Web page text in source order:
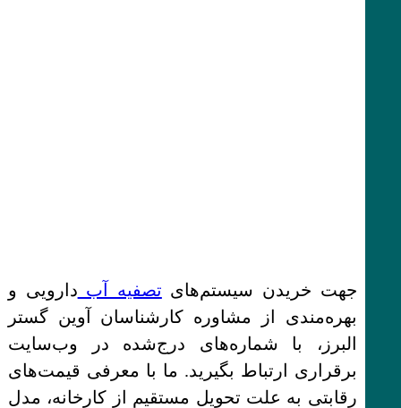
جهت خریدن سیستم‌های تصفیه آب دارویی و
بهره‌مندی از مشاوره کارشناسان آوین گستر
البرز، با شماره‌های درج‌شده در وب‌سایت
برقراری ارتباط بگیرید. ما با معرفی قیمت‌های
رقابتی به علت تحویل مستقیم از کارخانه، مدل